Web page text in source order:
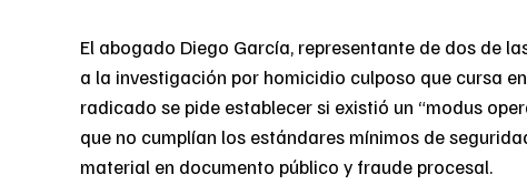
El abogado Diego García, representante de dos de
a la investigación por homicidio culposo que cursa
radicado se pide establecer si existió un “modus
que no cumplían los estándares mínimos de
material en documento público y fraude procesal.